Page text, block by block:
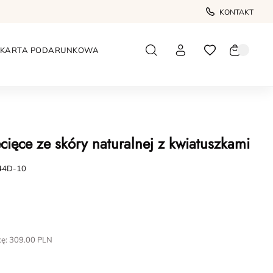
KONTAKT
KARTA PODARUNKOWA
ze skóry naturalnej z kwiatuszkami
10
309.00 PLN